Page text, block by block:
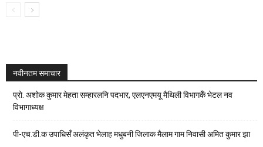
नवीनतम समाचार
प्रो. अशोक कुमार मेहता सम्हारलनि पदभार, एलएनएमयू मैथिली विभागकेँ भेटल नव
विभागाध्यक्ष
पी-एच.डी.क उपाधिसँ अलंकृत भेलाह मधुबनी जिलाक मैलाम गाम निवासी अमित कुमार झा